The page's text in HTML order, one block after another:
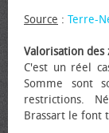
Source : Terre-
Valorisation des
C'est un réel
Somme sont
restrictions.
Brassart le font